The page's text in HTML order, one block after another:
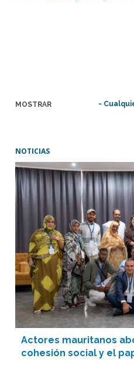
MOSTRAR
NOTICIAS
Actores mauritanos
cohesión social y el